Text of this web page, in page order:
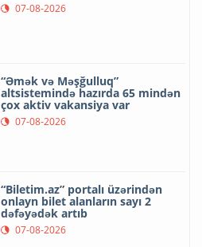
07-08-2026
“Əmək və Məşğulluq”
altsistemində hazırda 65 mindən
çox aktiv vakansiya var
07-08-2026
“Biletim.az” portalı üzərindən
onlayn bilet alanların sayı 2
dəfəyədək artıb
07-08-2026